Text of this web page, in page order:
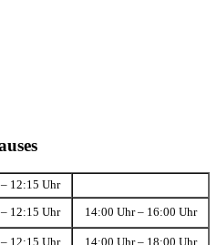
12:15 Uhr
12:15 Uhr 14:00 Uhr – 16:00 Uhr